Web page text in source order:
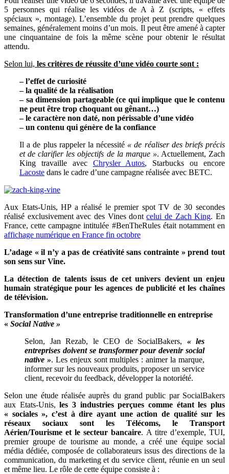
5 personnes qui réalise les vidéos de A à Z (scripts, « effets
spéciaux », montage). L’ensemble du projet peut prendre quelques
semaines, généralement moins d’un mois. Il peut être amené à capter
une cinquantaine de fois la même scène pour obtenir le résultat
attendu.
Selon lui, les critères de réussite d’une vidéo courte sont :
– l’effet de curiosité
– la qualité de la réalisation
– sa dimension partageable (ce qui implique que le contenu
ne peut être trop choquant ou gênant…)
– le caractère non daté, non périssable d’une vidéo
– un contenu qui génère de la confiance
Il a de plus rappeler la nécessité « de réaliser des briefs précis
et de clarifier les objectifs de la marque ». Actuellement, Zach
King travaille avec Chrysler Autos, Starbucks ou encore
Lacoste dans le cadre d’une campagne réalisée avec BETC.
Aux Etats-Unis, HP a réalisé le premier spot TV de 30 secondes
réalisé exclusivement avec des Vines dontcelui de Zach King. En
France, cette campagne intitulée #BenTheRules était notamment en
affichage numérique en France fin octobre
L’adage « il n’y a pas de créativité sans contrainte » prend tout
son sens sur Vine.
La détection de talents issus de cet univers devient un enjeu
humain stratégique pour les agences de publicité et les chaînes
de télévision.
Transformation d’une entreprise traditionnelle en entreprise
« Social Native »
Selon, Jan Rezab, le CEO de SocialBakers, « les
entreprises doivent se transformer pour devenir social
native ». Les enjeux sont multiples : animer la marque,
informer sur les nouveaux produits, proposer un service
client, recevoir du feedback, développer la notoriété.
Selon une étude réalisée auprès du grand public par SocialBakers
aux Etats-Unis,les 3 industries perçues comme étant les plus
« sociales », c’est à dire ayant une action de qualité sur les
réseaux sociaux sont les Télécoms, le Transport
Aérien/Tourisme et le secteur bancaire. A titre d’exemple, TUI,
premier groupe de tourisme au monde, a créé une équipe social
média dédiée, composée de collaborateurs issus des directions de la
communication, du marketing et du service client, réunie en un seul
et même lieu. Le rôle de cette équipe consiste à :